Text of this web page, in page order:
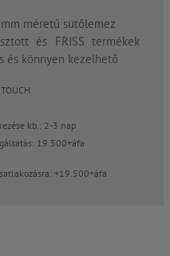
méretű sütőlemez
és FRISS termékek
és könnyen kezelhető
TOUCH
kb.: 2-3 nap
19.500+áfa
+19.500+áfa